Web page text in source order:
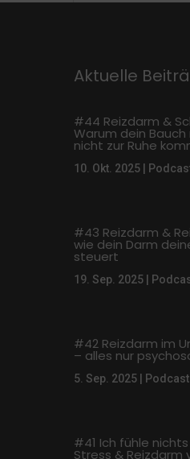
Aktuelle
#44 Reizdarm &
Warum dein
nicht zur Ruhe
10. Okt. 2025
#43 Reizdarm &
wie dein Darm
steuert
19. Sep. 2025
#42 Reizdarm im
– alles nur
5. Sep. 2025 Podcast
#41 Ich fühle
Stress & Reizdarm